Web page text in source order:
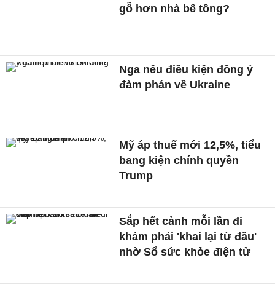
gỗ hơn nhà bê tông?
Nga nêu điều kiện đồng ý
đàm phán về Ukraine
Mỹ áp thuế mới 12,5%, tiểu
bang kiện chính quyền
Trump
Sắp hết cảnh mỗi lần đi
khám phải 'khai lại từ đầu'
nhờ Sổ sức khỏe điện tử